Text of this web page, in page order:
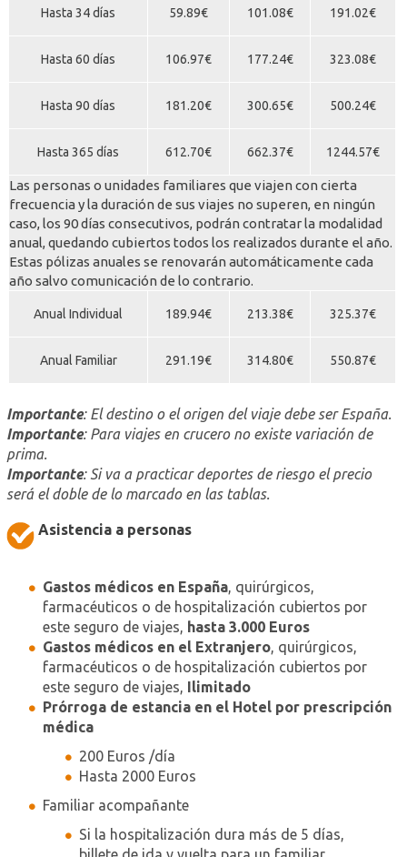
Hasta 34 días 59.89€ 101.08€ 191.02€
Hasta 60 días 106.97€ 177.24€ 323.08€
Hasta 90 días 181.20€ 300.65€ 500.24€
Hasta 365 días 612.70€ 662.37€ 1244.57€
Las personas o unidades familiares que viajen con cierta
frecuencia y la duración de sus viajes no superen, en ningún
caso, los 90 días consecutivos, podrán contratar la modalidad
anual, quedando cubiertos todos los realizados durante el año.
Estas pólizas anuales se renovarán automáticamente cada
año salvo comunicación de lo contrario.
Anual Individual 189.94€ 213.38€ 325.37€
Anual Familiar 291.19€ 314.80€ 550.87€
Importante: El destino o el origen del viaje debe ser España.
Importante: Para viajes en crucero no existe variación de
prima.
Importante: Si va a practicar deportes de riesgo el precio
será el doble de lo marcado en las tablas.
Asistencia a personas
Gastos médicos en España, quirúrgicos,
farmacéuticos o de hospitalización cubiertos por
este seguro de viajes, hasta 3.000 Euros
Gastos médicos en el Extranjero, quirúrgicos,
farmacéuticos o de hospitalización cubiertos por
este seguro de viajes, Ilimitado
Prórroga de estancia en el Hotel por prescripción
médica
200 Euros /día
Hasta 2000 Euros
Familiar acompañante
Si la hospitalización dura más de 5 días,